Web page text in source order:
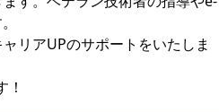
リアUPのサポートをいたしま